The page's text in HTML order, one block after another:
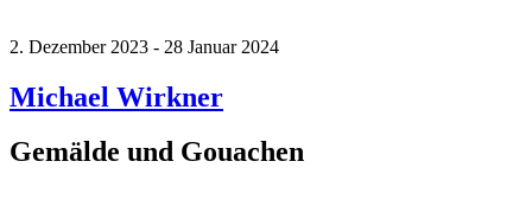
2. Dezember 2023 - 28 Januar 2024
Michael Wirkner
Gemälde und Gouachen